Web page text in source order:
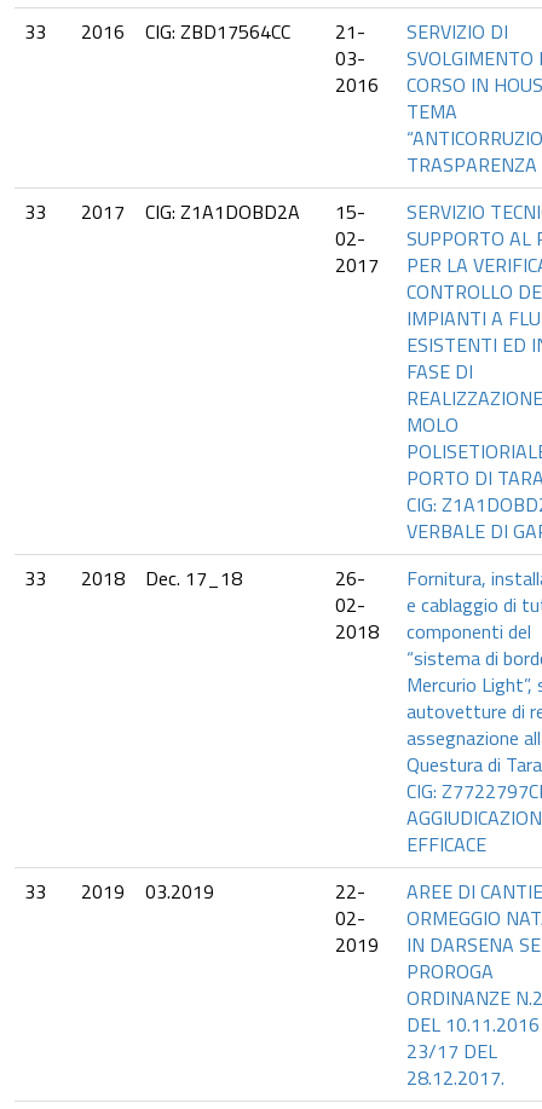
33
2016 CIG: ZBD17564CC
21-
03-
2016
SERVIZIO DI
SVOLGIMENTO
CORSO IN
TEMA
TRASPARENZA
33
2017 CIG: Z1A1DOBD2A
15-
02-
2017
SERVIZIO
SUPPORTO AL
PER LA
CONTROLLO
IMPIANTI A
ESISTENTI ED
FASE DI
MOLO
PORTO DI
CIG:
VERBALE DI
33
2018 Dec. 17_18
26-
02-
2018
Fornitura,
e cablaggio di
componenti del
“sistema di
Mercurio Light”,
autovetture di
assegnazione
Questura di
CIG:
EFFICACE
33
2019 03.2019
22-
02-
2019
AREE DI
ORMEGGIO
IN DARSENA
PROROGA
ORDINANZE
DEL
23/17 DEL
28.12.2017.